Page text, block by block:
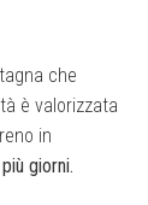
che
è valorizzata
in
giorni.